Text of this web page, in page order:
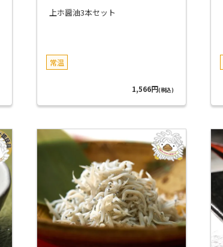
上ホ醤油3本セット
常温
1,566円(税込)